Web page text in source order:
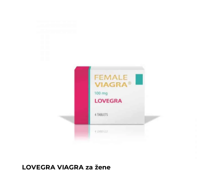
LOVEGRA VIAGRA za žene